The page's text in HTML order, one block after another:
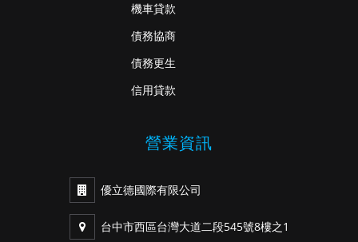
機車貸款
債務協商
債務更生
信用貸款
營業資訊
優立德國際有限公司
台中市西區台灣大道二段545號8樓之1